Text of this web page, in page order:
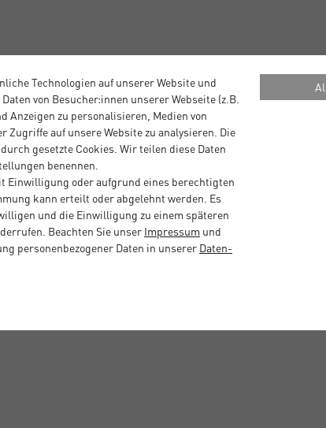
Technologien auf unserer Website und
von Besucher:innen unserer Webseite (z.B.
Anzeigen zu personalisieren, Medien von
Zugriffe auf unsere Website zu analysieren. Die
gesetzte Cookies. Wir teilen diese Daten
benennen.
Einwilligung oder aufgrund eines berechtigten
kann erteilt oder abgelehnt werden. Es
und die Einwilligung zu einem späteren
Beachten Sie unser Impressum und
personenbezogener Daten in unserer Daten­